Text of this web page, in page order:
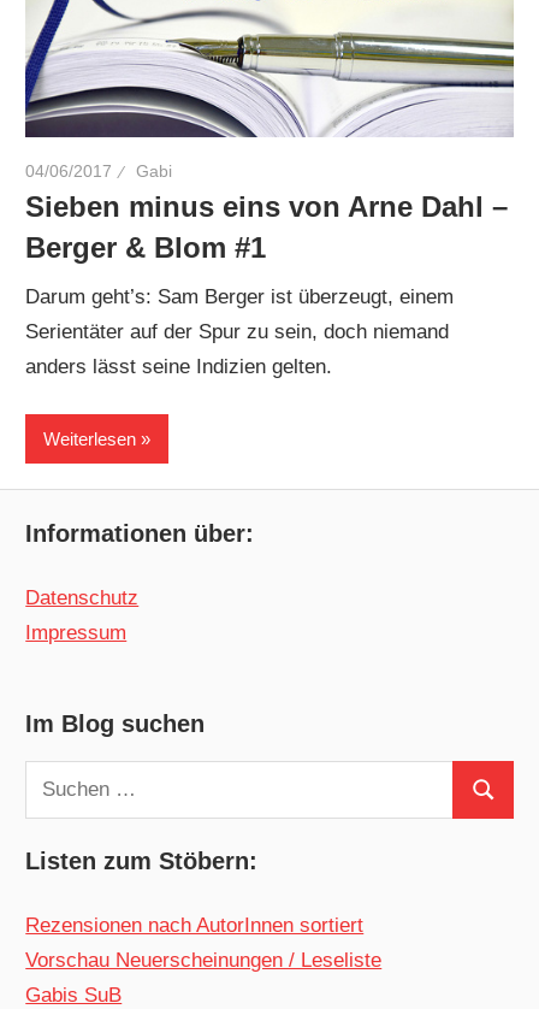
04/06/2017 Gabi
Sieben minus eins von Arne Dahl –
Berger & Blom #1
Darum geht’s: Sam Berger ist überzeugt, einem
Serientäter auf der Spur zu sein, doch niemand
anders lässt seine Indizien gelten.
Weiterlesen
Informationen über:
Datenschutz
Impressum
Im Blog suchen
Suchen
nach:
Suchen
Listen zum Stöbern:
Rezensionen nach AutorInnen sortiert
Vorschau Neuerscheinungen / Leseliste
Gabis SuB